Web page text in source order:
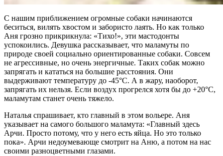
С нашим приближением огромные собаки начинаются
беситься, вилять хвостом и забористо лаять. Но как только
Аня грозно прикрикнула: «Тихо!», эти мастодонты
успокоились. Девушка рассказывает, что маламуты по
природе своей социально ориентированные собаки. Совсем
не агрессивные, но очень энергичные. Таких собак можно
запрягать и кататься на большие расстояния. Они
выдерживают температуру до -45°C. А в жару, наоборот,
запрягать их нельзя. Если воздух прогрелся хотя бы до +20°C,
маламутам станет очень тяжело.
Наталья спрашивает, кто главный в этом вольере. Аня
указывает на самого большого маламута: «Главный здесь
Арчи. Просто потому, что у него есть яйца. Но это только
пока». Арчи недоумевающе смотрит на Аню, а потом на нас
своими разноцветными глазами.